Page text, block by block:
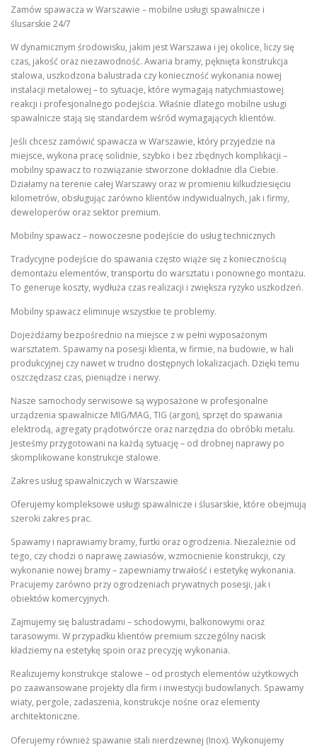
Zamów spawacza w Warszawie – mobilne usługi spawalnicze i
ślusarskie 24/7
W dynamicznym środowisku, jakim jest Warszawa i jej okolice, liczy się
czas, jakość oraz niezawodność. Awaria bramy, pęknięta konstrukcja
stalowa, uszkodzona balustrada czy konieczność wykonania nowej
instalacji metalowej – to sytuacje, które wymagają natychmiastowej
reakcji i profesjonalnego podejścia. Właśnie dlatego mobilne usługi
spawalnicze stają się standardem wśród wymagających klientów.
Jeśli chcesz zamówić spawacza w Warszawie, który przyjedzie na
miejsce, wykona pracę solidnie, szybko i bez zbędnych komplikacji –
mobilny spawacz to rozwiązanie stworzone dokładnie dla Ciebie.
Działamy na terenie całej Warszawy oraz w promieniu kilkudziesięciu
kilometrów, obsługując zarówno klientów indywidualnych, jak i firmy,
deweloperów oraz sektor premium.
Mobilny spawacz – nowoczesne podejście do usług technicznych
Tradycyjne podejście do spawania często wiąże się z koniecznością
demontażu elementów, transportu do warsztatu i ponownego montażu.
To generuje koszty, wydłuża czas realizacji i zwiększa ryzyko uszkodzeń.
Mobilny spawacz eliminuje wszystkie te problemy.
Dojeżdżamy bezpośrednio na miejsce z w pełni wyposażonym
warsztatem. Spawamy na posesji klienta, w firmie, na budowie, w hali
produkcyjnej czy nawet w trudno dostępnych lokalizacjach. Dzięki temu
oszczędzasz czas, pieniądze i nerwy.
Nasze samochody serwisowe są wyposażone w profesjonalne
urządzenia spawalnicze MIG/MAG, TIG (argon), sprzęt do spawania
elektrodą, agregaty prądotwórcze oraz narzędzia do obróbki metalu.
Jesteśmy przygotowani na każdą sytuację – od drobnej naprawy po
skomplikowane konstrukcje stalowe.
Zakres usług spawalniczych w Warszawie
Oferujemy kompleksowe usługi spawalnicze i ślusarskie, które obejmują
szeroki zakres prac.
Spawamy i naprawiamy bramy, furtki oraz ogrodzenia. Niezależnie od
tego, czy chodzi o naprawę zawiasów, wzmocnienie konstrukcji, czy
wykonanie nowej bramy – zapewniamy trwałość i estetykę wykonania.
Pracujemy zarówno przy ogrodzeniach prywatnych posesji, jak i
obiektów komercyjnych.
Zajmujemy się balustradami – schodowymi, balkonowymi oraz
tarasowymi. W przypadku klientów premium szczególny nacisk
kładziemy na estetykę spoin oraz precyzję wykonania.
Realizujemy konstrukcje stalowe – od prostych elementów użytkowych
po zaawansowane projekty dla firm i inwestycji budowlanych. Spawamy
wiaty, pergole, zadaszenia, konstrukcje nośne oraz elementy
architektoniczne.
Oferujemy również spawanie stali nierdzewnej (Inox). Wykonujemy